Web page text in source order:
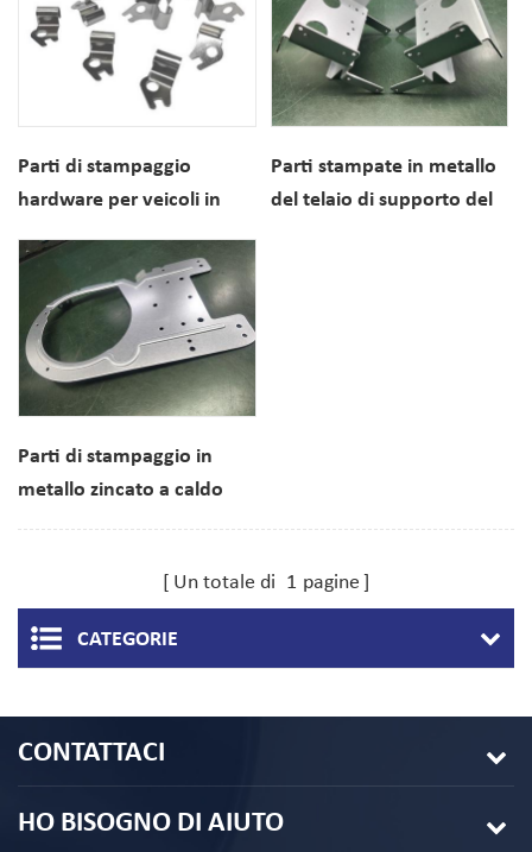
Parti di stampaggio
hardware per veicoli in
Parti stampate in metallo
del telaio di supporto del
Parti di stampaggio in
metallo zincato a caldo
Un totale di 1 pagine
CATEGORIE
CONTATTACI
HO BISOGNO DI AIUTO